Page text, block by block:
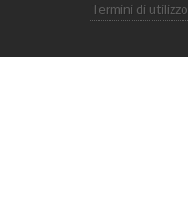
Termini di utilizzo